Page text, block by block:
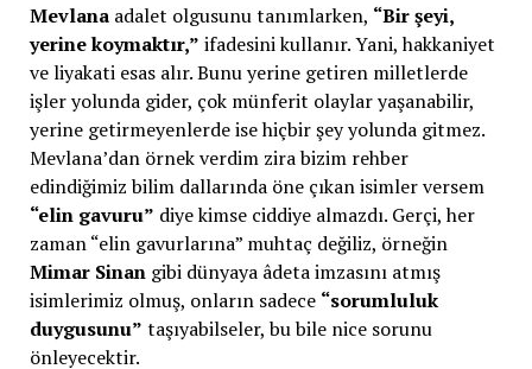
Mevlanaadalet olgusunu tanımlarken, “Bir şeyi,
yerine koymaktır,” ifadesini kullanır. Yani, hakkaniyet
ve liyakati esas alır. Bunu yerine getiren milletlerde
işler yolunda gider, çok münferit olaylar yaşanabilir,
yerine getirmeyenlerde ise hiçbir şey yolunda gitmez.
Mevlana’dan örnek verdim zira bizim rehber
edindiğimiz bilim dallarında öne çıkan isimler versem
“elin gavuru” diye kimse ciddiye almazdı. Gerçi, her
zaman “elin gavurlarına” muhtaç değiliz, örneğin
Mimar Sinangibi dünyaya âdeta imzasını atmış
isimlerimiz olmuş, onların sadece “sorumluluk
duygusunu” taşıyabilseler, bu bile nice sorunu
önleyecektir.